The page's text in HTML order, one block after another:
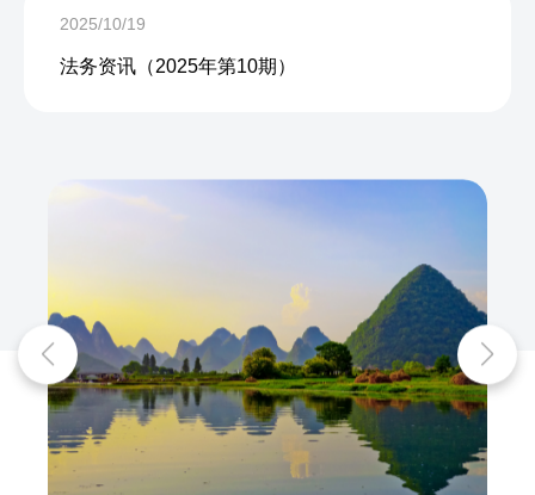
2025/10/19
法务资讯（2025年第10期）